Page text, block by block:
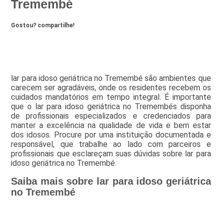
Tremembé
Gostou? compartilhe!
lar para idoso geriátrica no Tremembé são ambientes que
carecem ser agradáveis, onde os residentes recebem os
cuidados mandatórios em tempo integral. É importante
que o lar para idoso geriátrica no Tremembés disponha
de profissionais especializados e credenciados para
manter a excelência na qualidade de vida e bem estar
dos idosos. Procure por uma instituição documentada e
responsável, que trabalhe ao lado com parceiros e
profissionais que esclareçam suas dúvidas sobre lar para
idoso geriátrica no Tremembé.
Saiba mais sobre lar para idoso geriátrica
no Tremembé